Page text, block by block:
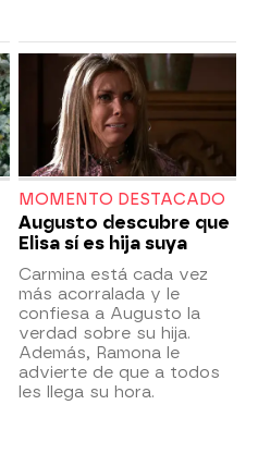
MOMENTO DESTACADO
Augusto descubre que
Elisa sí es hija suya
Carmina está cada vez
más acorralada y le
confiesa a Augusto la
verdad sobre su hija.
Además, Ramona le
advierte de que a todos
les llega su hora.